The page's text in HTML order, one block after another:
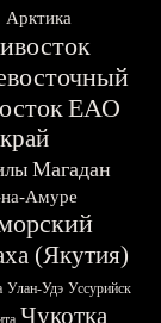
Арктика
ЕАО
Магадан
на-Амуре
(Якутия)
Улан-Удэ Уссурийск
Чукотка